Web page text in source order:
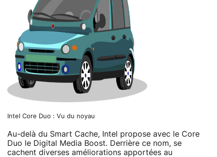
Intel Core Duo : Vu du noyau
Au-delà du Smart Cache, Intel propose avec le Core
Duo le Digital Media Boost. Derrière ce nom, se
cachent diverses améliorations apportées au